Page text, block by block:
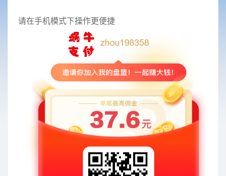
请在手机模式下操作更便捷